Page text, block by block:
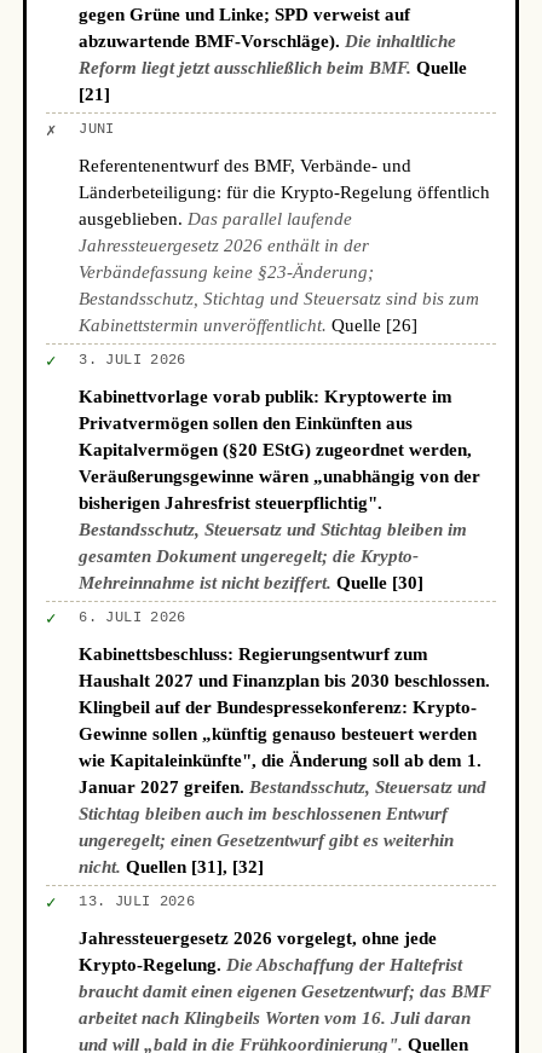
gegen Grüne und Linke; SPD verweist auf
abzuwartende BMF-Vorschläge). Die inhaltliche
Reform liegt jetzt ausschließlich beim BMF. Quelle
[21]
✗ JUNI
Referentenentwurf des BMF, Verbände- und
Länderbeteiligung: für die Krypto-Regelung öffentlich
ausgeblieben. Das parallel laufende
Jahressteuergesetz 2026 enthält in der
Verbändefassung keine §23-Änderung;
Bestandsschutz, Stichtag und Steuersatz sind bis zum
Kabinettstermin unveröffentlicht. Quelle [26]
✓ 3. JULI 2026
Kabinettvorlage vorab publik: Kryptowerte im
Privatvermögen sollen den Einkünften aus
Kapitalvermögen (§20 EStG) zugeordnet werden,
Veräußerungsgewinne wären „unabhängig von der
bisherigen Jahresfrist steuerpflichtig".
Bestandsschutz, Steuersatz und Stichtag bleiben im
gesamten Dokument ungeregelt; die Krypto-
Mehreinnahme ist nicht beziffert. Quelle [30]
✓ 6. JULI 2026
Kabinettsbeschluss: Regierungsentwurf zum
Haushalt 2027 und Finanzplan bis 2030 beschlossen.
Klingbeil auf der Bundespressekonferenz: Krypto-
Gewinne sollen „künftig genauso besteuert werden
wie Kapitaleinkünfte", die Änderung soll ab dem 1.
Januar 2027 greifen. Bestandsschutz, Steuersatz und
Stichtag bleiben auch im beschlossenen Entwurf
ungeregelt; einen Gesetzentwurf gibt es weiterhin
nicht. Quellen [31], [32]
✓ 13. JULI 2026
Jahressteuergesetz 2026 vorgelegt, ohne jede
Krypto-Regelung. Die Abschaffung der Haltefrist
braucht damit einen eigenen Gesetzentwurf; das BMF
arbeitet nach Klingbeils Worten vom 16. Juli daran
und will „bald in die Frühkoordinierung". Quellen